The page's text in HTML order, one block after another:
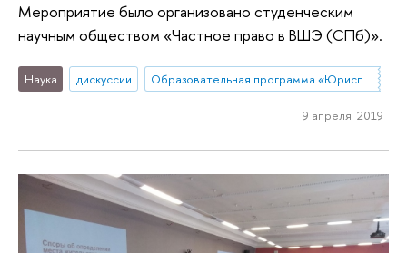
Мероприятие было организовано студенческим
научным обществом «Частное право в ВШЭ (СПб)».
Наука дискуссии Образовательная программа «Юриспруденция»
9 апреля 2019